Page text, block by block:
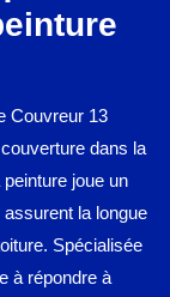
Couvreur 13
dans la
joue un
la longue
Spécialisée
à répondre à